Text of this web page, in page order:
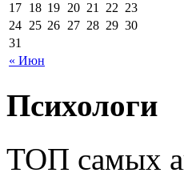
« Июн
17 18 19 20 21 22 23
24 25 26 27 28 29 30
31
Психологи
ТОП самых